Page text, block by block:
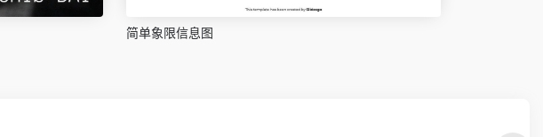
简单象限信息图